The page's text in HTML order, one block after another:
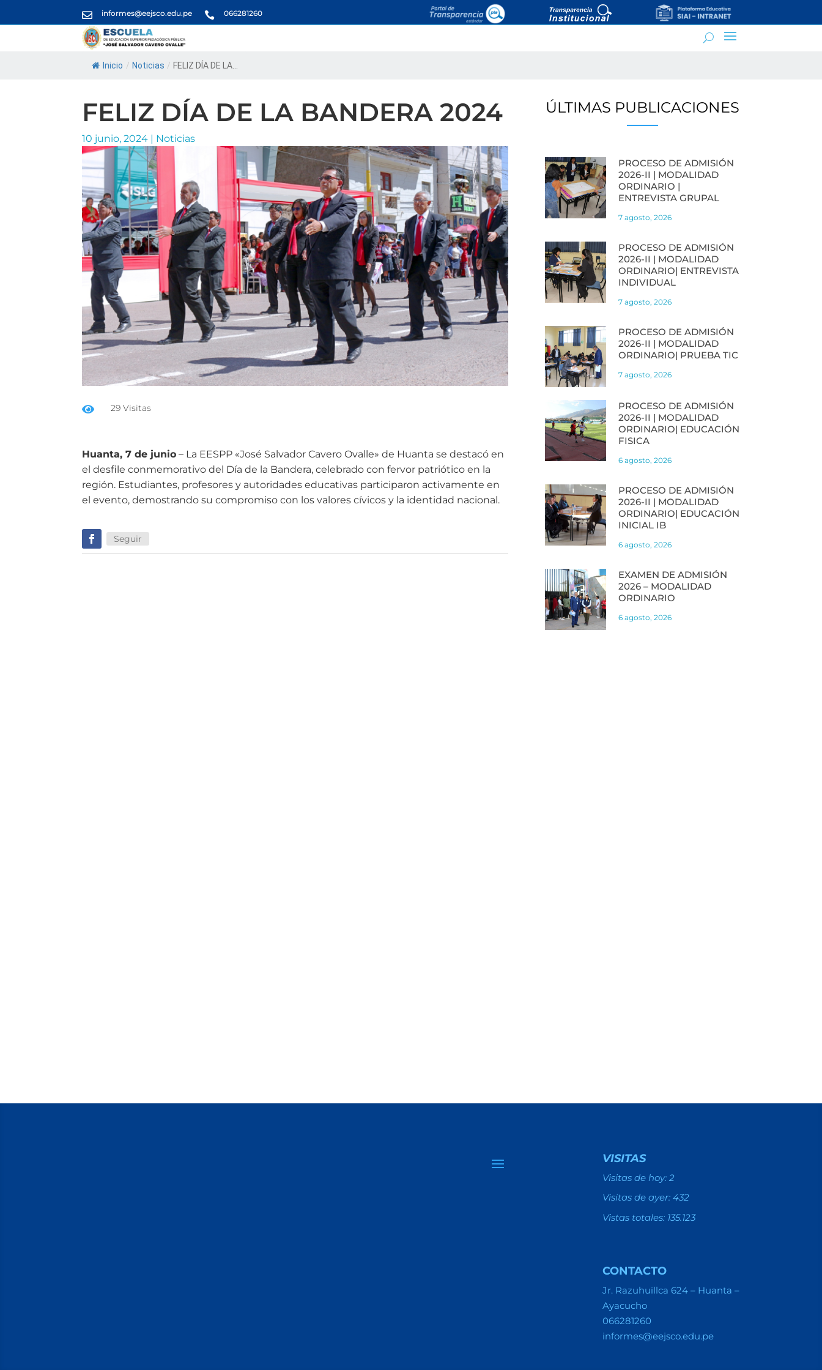
 informes@eejsco.edu.pe  066281260
Inicio / Noticias / FELIZ DÍA DE LA...
FELIZ DÍA DE LA BANDERA 2024
10 junio, 2024 | Noticias
 29 Visitas
Huanta, 7 de junio – La EESPP «José Salvador Cavero Ovalle» de Huanta se destacó en
el desfile conmemorativo del Día de la Bandera, celebrado con fervor patriótico en la
región. Estudiantes, profesores y autoridades educativas participaron activamente en
el evento, demostrando su compromiso con los valores cívicos y la identidad nacional.
Seguir
ÚLTIMAS PUBLICACIONES
PROCESO DE ADMISIÓN
2026-II | MODALIDAD
ORDINARIO |
ENTREVISTA GRUPAL
7 agosto, 2026
PROCESO DE ADMISIÓN
2026-II | MODALIDAD
ORDINARIO| ENTREVISTA
INDIVIDUAL
7 agosto, 2026
PROCESO DE ADMISIÓN
2026-II | MODALIDAD
ORDINARIO| PRUEBA TIC
7 agosto, 2026
PROCESO DE ADMISIÓN
2026-II | MODALIDAD
ORDINARIO| EDUCACIÓN
FISICA
6 agosto, 2026
PROCESO DE ADMISIÓN
2026-II | MODALIDAD
ORDINARIO| EDUCACIÓN
INICIAL IB
6 agosto, 2026
EXAMEN DE ADMISIÓN
2026 – MODALIDAD
ORDINARIO
6 agosto, 2026
VISITAS
Visitas de hoy:2
Visitas de ayer:432
Vistas totales: 135.123
CONTACTO
Jr. Razuhuillca 624 – Huanta –
Ayacucho
066281260
informes@eejsco.edu.pe